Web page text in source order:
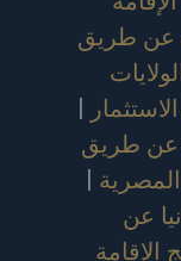
عن طريق
|
عن طريق
|
عن
الإقامة